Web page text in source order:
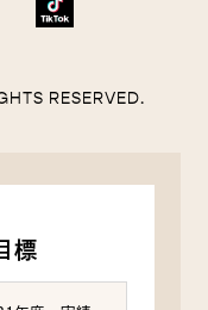
RESERVED.
標